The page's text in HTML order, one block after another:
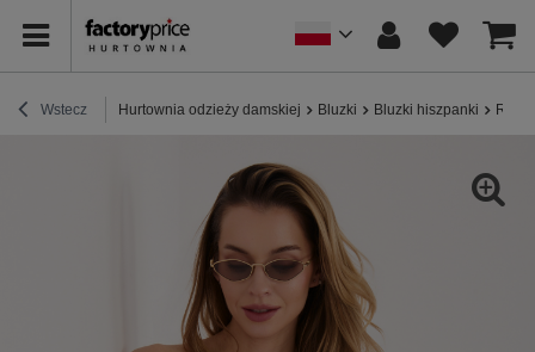
Wstecz Hurtownia odzieży damskiej Bluzki Bluzki hiszpanki